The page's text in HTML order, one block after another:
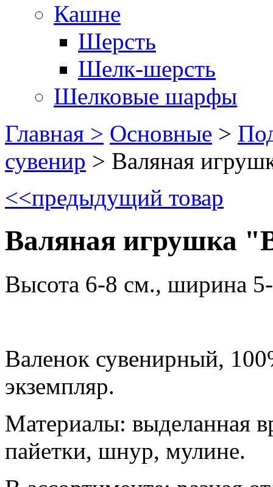
Кашне
Шерсть
Шелк-шерсть
Шелковые шарфы
Главная > Основные >
сувенир > Валяная
<<предыдущий товар
Валяная игрушка
Высота 6-8 см., ширина
Валенок сувенирный,
экземпляр.
Материалы: выделанная
пайетки, шнур, мулине.